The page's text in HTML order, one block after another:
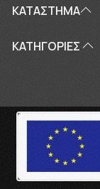
ΚΑΤΑΣΤΗΜΑ
ΚΑΤΗΓΟΡΙΕΣ